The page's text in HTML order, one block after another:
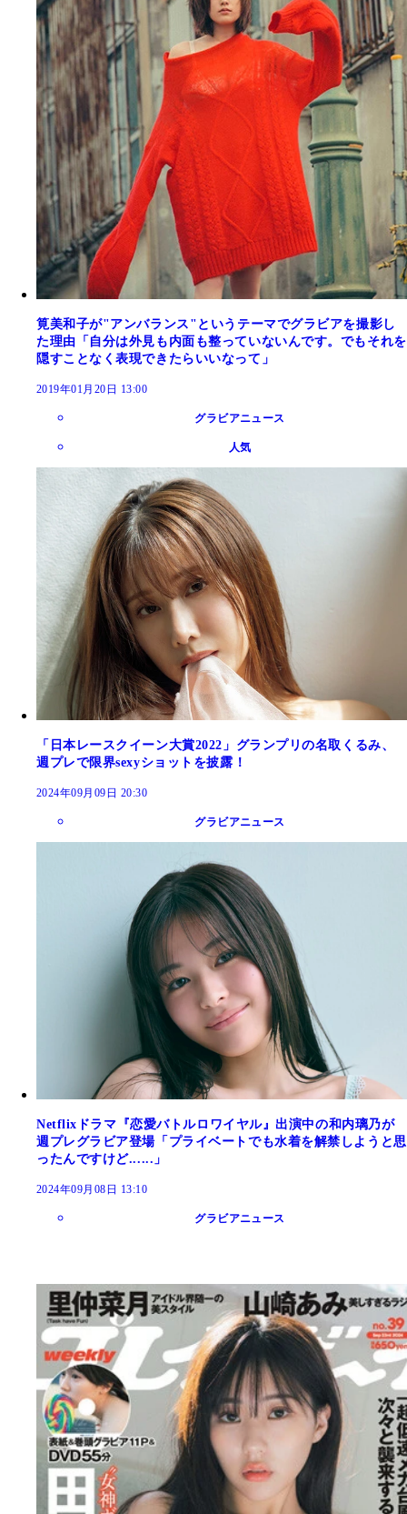
筧美和子が"アンバランス"というテーマでグラビアを撮影し
た理由「自分は外見も内面も整っていないんです。でもそれを
隠すことなく表現できたらいいなって」
2019年01月20日 13:00
グラビアニュース
人気
「日本レースクイーン大賞2022」グランプリの名取くるみ、
週プレで限界sexyショットを披露！
2024年09月09日 20:30
グラビアニュース
Netflixドラマ『恋愛バトルロワイヤル』出演中の和内璃乃が
週プレグラビア登場「プライベートでも水着を解禁しようと思
ったんですけど......」
2024年09月08日 13:10
グラビアニュース